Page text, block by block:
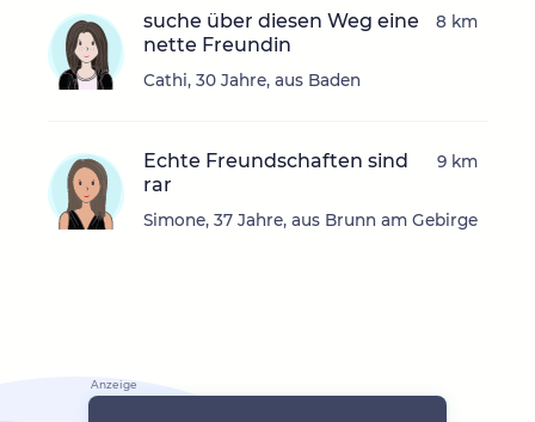
suche über diesen Weg eine
nette Freundin
Cathi, 30 Jahre, aus Baden
8 km
Echte Freundschaften sind
rar
Simone, 37 Jahre, aus Brunn am Gebirge
9 km